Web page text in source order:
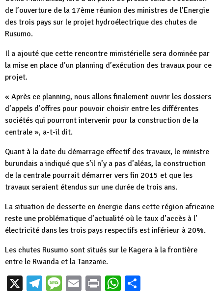
de l’ouverture de la 17ème réunion des ministres de l’Energie
des trois pays sur le projet hydroélectrique des chutes de
Rusumo.
Il a ajouté que cette rencontre ministérielle sera dominée par
la mise en place d’un planning d’exécution des travaux pour ce
projet.
« Après ce planning, nous allons finalement ouvrir les dossiers
d’appels d’offres pour pouvoir choisir entre les différentes
sociétés qui pourront intervenir pour la construction de la
centrale », a-t-il dit.
Quant à la date du démarrage effectif des travaux, le ministre
burundais a indiqué que s’il n’y a pas d’aléas, la construction
de la centrale pourrait démarrer vers fin 2015 et que les
travaux seraient étendus sur une durée de trois ans.
La situation de desserte en énergie dans cette région africaine
reste une problématique d’actualité où le taux d’accès à l’
électricité dans les trois pays respectifs est inférieur à 20%.
Les chutes Rusumo sont situés sur le Kagera à la frontière
entre le Rwanda et la Tanzanie.
X Telegram
Message
EmailPrintWhatsApp